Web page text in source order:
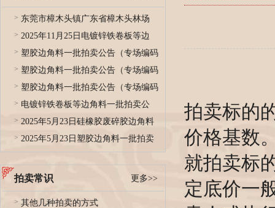
> 东莞市樟木头镇广东省樟木头林场
> 2025年11月25日电镀锌铁卷板等边
> 塑胶边角料一批拍卖公告（专场编码
> 塑胶边角料一批拍卖公告（专场编码
> 塑胶边角料一批拍卖公告（专场编码
> 电镀锌铁卷板等边角料一批拍卖公
> 2025年5月23日硅橡胶废碎胶边角料
> 2025年5月23日塑胶边角料一批拍卖
拍卖常识 更多>>
> 其他几种拍卖的方式
拍卖标的
价格基数
就拍卖标
定底价一